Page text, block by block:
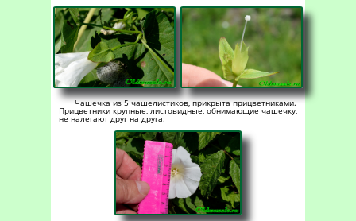
Чашечка из 5 чашелистиков, прикрыта прицветниками.
Прицветники крупные, листовидные, обнимающие чашечку,
не налегают друг на друга.